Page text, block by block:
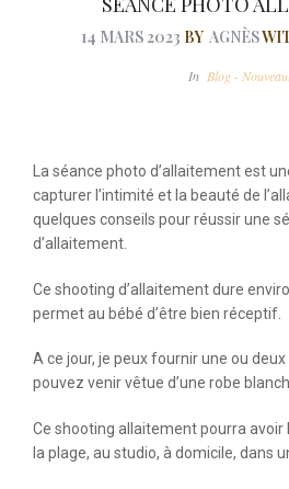
14 MARS 2023 BY AGNÈS
In Blog -
La séance photo d’allaitement est
capturer l’intimité et la beauté de
quelques conseils pour réussir une
d’allaitement.
Ce shooting d’allaitement dure
permet au bébé d’être bien réceptif.
A ce jour, je peux fournir une ou
pouvez venir vêtue d’une robe
Ce shooting allaitement pourra avoir
la plage, au studio, à domicile, dans